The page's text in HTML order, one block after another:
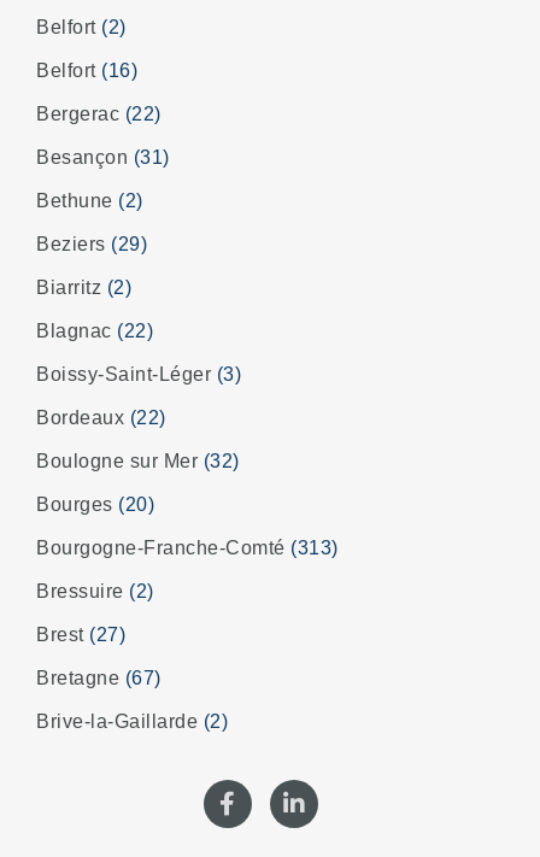
Belfort (2)
Belfort (16)
Bergerac (22)
Besançon (31)
Bethune (2)
Beziers (29)
Biarritz (2)
Blagnac (22)
Boissy-Saint-Léger (3)
Bordeaux (22)
Boulogne sur Mer (32)
Bourges (20)
Bourgogne-Franche-Comté (313)
Bressuire (2)
Brest (27)
Bretagne (67)
Brive-la-Gaillarde (2)